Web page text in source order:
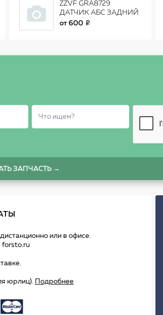
ZZVF GRA8729
ДАТЧИК АБС ЗАДНИЙ
ЛЕВЫЙ (L) AUDI A3
от 600
ЗАПЧАСТЬ →
или в офисе.
forsto.ru
юрлиц). Подробнее